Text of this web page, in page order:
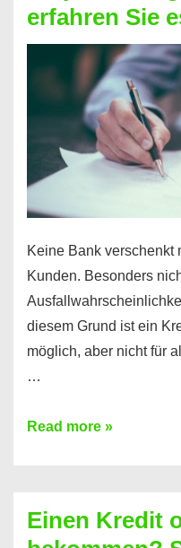
nicht
nur
für
Handy
möglich!
erfahren Sie
Keine Bank verschenkt
Kunden. Besonders
diesem Grund ist ein
möglich, aber nicht für
…
Ist
Festvertrag
Read more »
Einen Kredit